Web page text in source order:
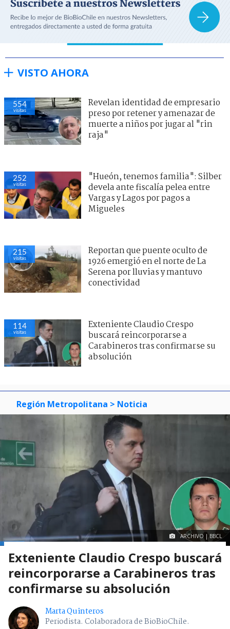
VISTO AHORA
554
visitas
Revelan identidad de empresario
preso por retener y amenazar de
muerte a niños por jugar al "rin
raja"
252
visitas
"Hueón, tenemos familia": Silber
devela ante fiscalía pelea entre
Vargas y Lagos por pagos a
Migueles
215
visitas
Reportan que puente oculto de
1926 emergió en el norte de La
Serena por lluvias y mantuvo
conectividad
114
visitas
Exteniente Claudio Crespo
buscará reincorporarse a
Carabineros tras confirmarse su
absolución
Región Metropolitana > Noticia
ARCHIVO | BBCL
Exteniente Claudio Crespo buscará
reincorporarse a Carabineros tras
confirmarse su absolución
Marta Quinteros
Periodista. Colaboradora de BioBioChile.